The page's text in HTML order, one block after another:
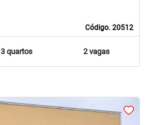
Código. 20512
3 quartos 2 vagas